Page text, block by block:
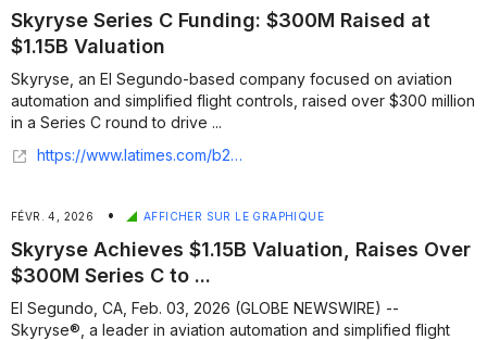
Skyryse Series C Funding: $300M Raised at
$1.15B Valuation
Skyryse, an El Segundo-based company focused on aviation
automation and simplified flight controls, raised over $300 million
in a Series C round to drive ...
https://www.latimes.com/b2b/space-tech/story/2026-02-12/skyryse-series-c-funding-valuation
FÉVR. 4, 2026 • AFFICHER SUR LE GRAPHIQUE
Skyryse Achieves $1.15B Valuation, Raises Over
$300M Series C to ...
El Segundo, CA, Feb. 03, 2026 (GLOBE NEWSWIRE) --
Skyryse®, a leader in aviation automation and simplified flight